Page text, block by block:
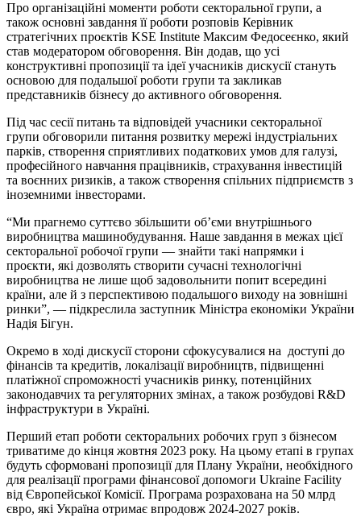
Про організаційні моменти роботи секторальної групи, а
також основні завдання її роботи розповів Керівник
стратегічних проєктів KSE Institute Максим Федосеєнко, який
став модератором обговорення. Він додав, що усі
конструктивні пропозиції та ідеї учасників дискусії стануть
основою для подальшої роботи групи та закликав
представників бізнесу до активного обговорення.
Під час сесії питань та відповідей учасники секторальної
групи обговорили питання розвитку мережі індустріальних
парків, створення сприятливих податкових умов для галузі,
професійного навчання працівників, страхування інвестицій
та воєнних ризиків, а також створення спільних підприємств з
іноземними інвесторами.
“Ми прагнемо суттєво збільшити об’єми внутрішнього
виробництва машинобудування. Наше завдання в межах цієї
секторальної робочої групи — знайти такі напрямки і
проєкти, які дозволять створити сучасні технологічні
виробництва не лише щоб задовольнити попит всередині
країни, але й з перспективою подальшого виходу на зовнішні
ринки”, — підкреслила заступник Міністра економіки України
Надія Бігун.
Окремо в ході дискусії сторони сфокусувалися на доступі до
фінансів та кредитів, локалізації виробництв, підвищенні
платіжної спроможності учасників ринку, потенційних
законодавчих та регуляторних змінах, а також розбудові R&D
інфраструктури в Україні.
Перший етап роботи секторальних робочих груп з бізнесом
триватиме до кінця жовтня 2023 року. На цьому етапі в групах
будуть сформовані пропозиції для Плану України, необхідного
для реалізації програми фінансової допомоги Ukraine Facility
від Європейської Комісії. Програма розрахована на 50 млрд
євро, які Україна отримає впродовж 2024-2027 років.